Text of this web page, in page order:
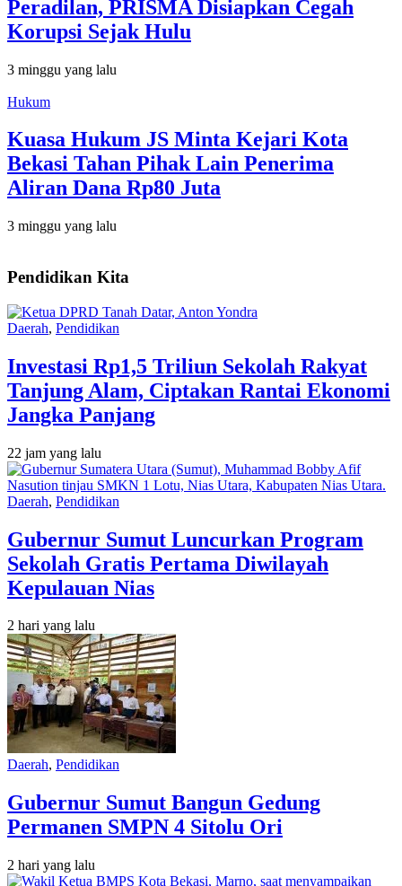
Peradilan, PRISMA Disiapkan Cegah
Korupsi Sejak Hulu
3 minggu yang lalu
Hukum
Kuasa Hukum JS Minta Kejari Kota
Bekasi Tahan Pihak Lain Penerima
Aliran Dana Rp80 Juta
3 minggu yang lalu
Pendidikan Kita
Daerah, Pendidikan
Investasi Rp1,5 Triliun Sekolah Rakyat
Tanjung Alam, Ciptakan Rantai Ekonomi
Jangka Panjang
22 jam yang lalu
Daerah, Pendidikan
Gubernur Sumut Luncurkan Program
Sekolah Gratis Pertama Diwilayah
Kepulauan Nias
2 hari yang lalu
Daerah, Pendidikan
Gubernur Sumut Bangun Gedung
Permanen SMPN 4 Sitolu Ori
2 hari yang lalu